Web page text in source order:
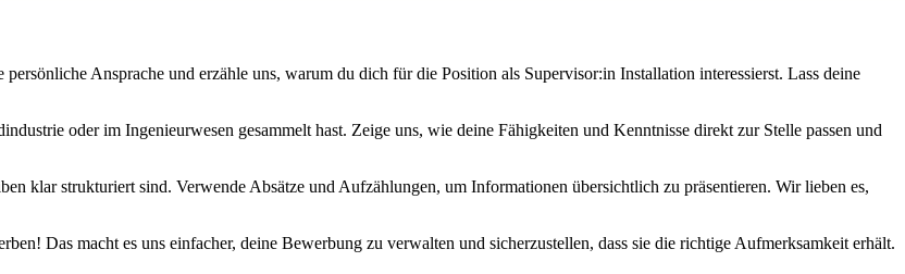
Ansprache und erzähle uns, warum du dich für die Position als Supervisor:in Installation interessierst. Lass deine
oder im Ingenieurwesen gesammelt hast. Zeige uns, wie deine Fähigkeiten und Kenntnisse direkt zur Stelle passen und
klar strukturiert sind. Verwende Absätze und Aufzählungen, um Informationen übersichtlich zu präsentieren. Wir lieben es,
Das macht es uns einfacher, deine Bewerbung zu verwalten und sicherzustellen, dass sie die richtige Aufmerksamkeit erhält.